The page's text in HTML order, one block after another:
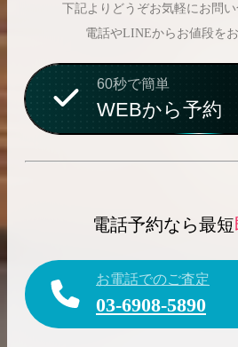
下記よりどうぞお気軽にお問い
電話やLINEからお値段を
60秒で簡単
WEBから予約
電話予約なら最短
お電話でのご査定
03-6908-5890